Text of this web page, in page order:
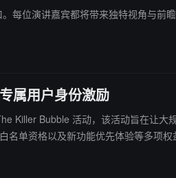
每位演讲嘉宾都将带来独特视角与前瞻
属用户身份激励
Killer Bubble 活动，该活动旨在让
此前报道，BubbleAI 已获 Lux Capital 等机构的百万